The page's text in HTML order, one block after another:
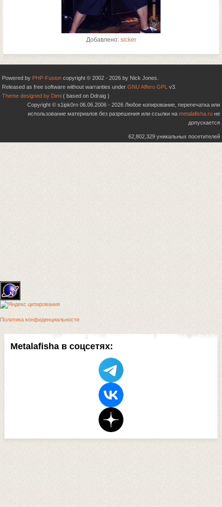
Metalafisha в соцсетях:
Добавлено: sicker
Powered by PHP-Fusion copyright © 2002 - 2026 by Nick Jones.
Released as free software without warranties under GNU Affero GPL v3.
Theme designed by Dimi ( based on Ddraig )
Copyright © s1ipk0rn 06.06.2006 - 2026 Любое копирование, перепечатка или
использование материалов без разрешения или ссылки на metalafisha.ru не
допускается
62,802,329 уникальных посетителей
Политика конфиденциальности